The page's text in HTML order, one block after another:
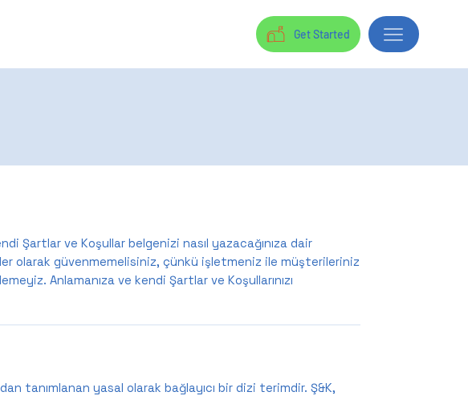
Get Started
Şartlar ve Koşullar belgenizi nasıl yazacağınıza dair
olarak güvenmemelisiniz, çünkü işletmeniz ile müşterileriniz
Anlamanıza ve kendi Şartlar ve Koşullarınızı
tanımlanan yasal olarak bağlayıcı bir dizi terimdir. Ş&K,